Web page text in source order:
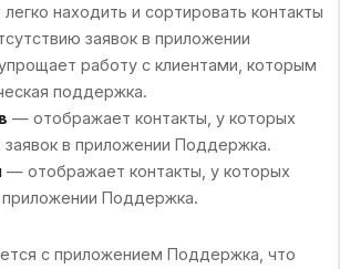
находить и сортировать контакты
заявок в приложении
работу с клиентами, которым
поддержка.
— отображает контакты, у которых
заявок в приложении Поддержка.
— отображает контакты, у которых
приложении Поддержка.
с приложением Поддержка, что